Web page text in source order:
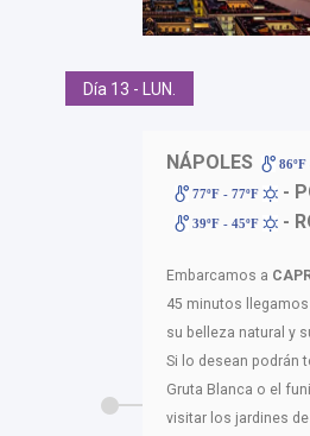
Día 13 - LUN.
NÁPOLES
77ºF - 77ºF -
39ºF - 45ºF -
Embarcamos a
45 minutos
su belleza natural y
Si lo desean podrán
Gruta Blanca o el
visitar los jardines